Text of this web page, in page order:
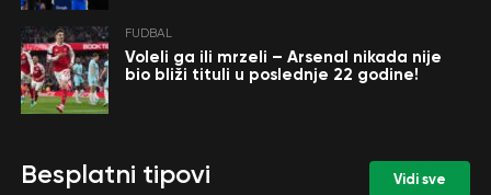
FUDBAL
Voleli ga ili mrzeli – Arsenal nikada nije
bio bliži tituli u poslednje 22 godine!
Besplatni tipovi Vidi sve